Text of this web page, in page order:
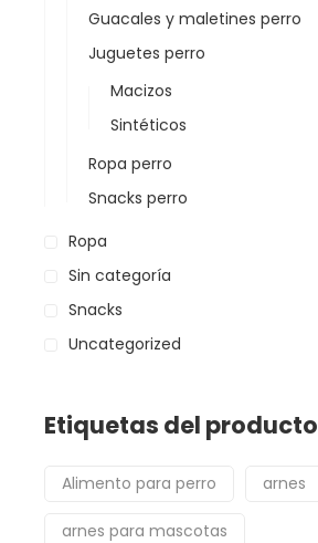
Guacales y maletines perro
Juguetes perro
Macizos
Sintéticos
Ropa perro
Snacks perro
Ropa
Sin categoría
Snacks
Uncategorized
Etiquetas del producto
Alimento para perro arnes
arnes para mascotas